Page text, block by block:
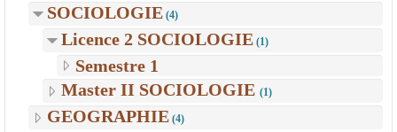
SOCIOLOGIE (4)
Licence 2 SOCIOLOGIE (1)
Semestre 1
Master II SOCIOLOGIE (1)
GEOGRAPHIE (4)